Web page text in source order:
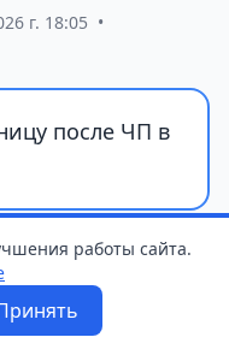
г. 18:05 •
после ЧП в
работы сайта.